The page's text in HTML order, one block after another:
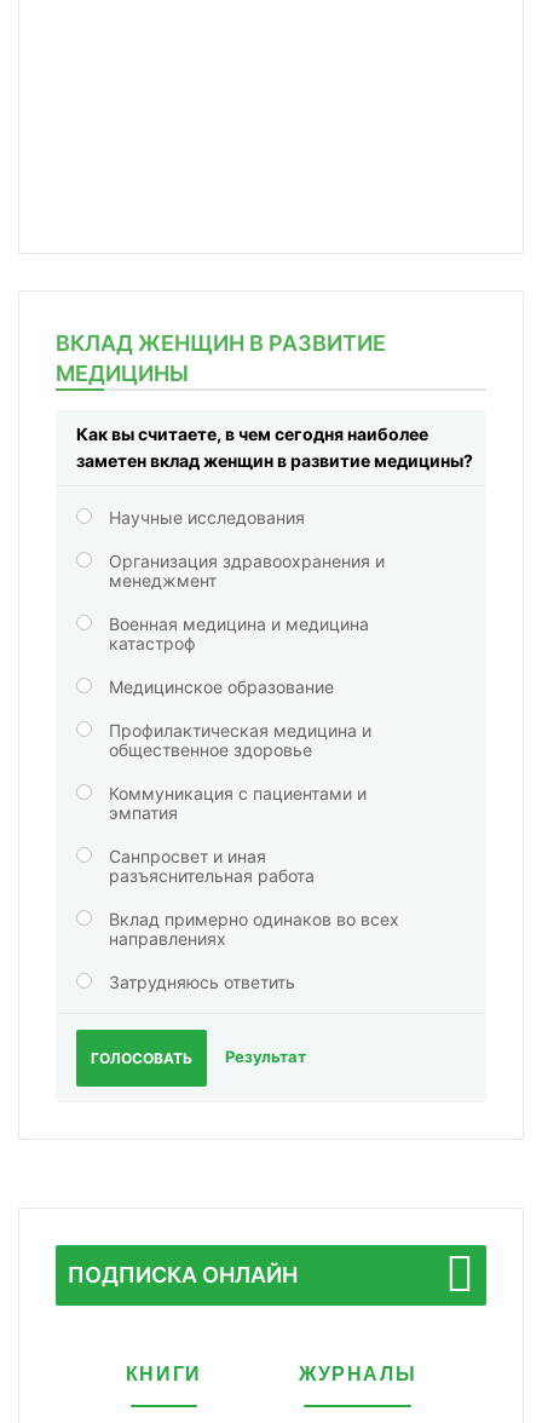
ВКЛАД ЖЕНЩИН В РАЗВИТИЕ
МЕДИЦИНЫ
Как вы считаете, в чем сегодня наиболее
заметен вклад женщин в развитие медицины?
Научные исследования
Организация здравоохранения и
менеджмент
Военная медицина и медицина
катастроф
Медицинское образование
Профилактическая медицина и
общественное здоровье
Коммуникация с пациентами и
эмпатия
Санпросвет и иная
разъяснительная работа
Вклад примерно одинаков во всех
направлениях
Затрудняюсь ответить
ГОЛОСОВАТЬ Результат
ПОДПИСКА ОНЛАЙН
КНИГИ ЖУРНАЛЫ